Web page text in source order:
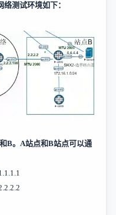
测试环境如下：
和B。 A站点和B站点可以通